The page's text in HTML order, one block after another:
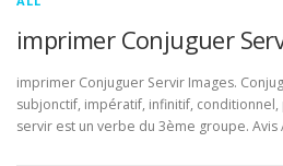
imprimer Conjuguer
imprimer Conjuguer Servir Images.
subjonctif, impératif, infinitif,
servir est un verbe du 3ème groupe.